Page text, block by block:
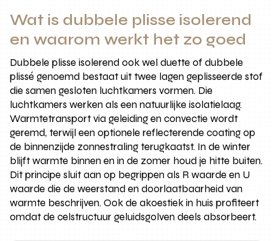
Wat is dubbele plisse isolerend
en waarom werkt het zo goed
Dubbele plisse isolerend ook wel duette of dubbele
plissé genoemd bestaat uit twee lagen geplisseerde stof
die samen gesloten luchtkamers vormen. Die
luchtkamers werken als een natuurlijke isolatielaag.
Warmtetransport via geleiding en convectie wordt
geremd, terwijl een optionele reflecterende coating op
de binnenzijde zonnestraling terugkaatst. In de winter
blijft warmte binnen en in de zomer houd je hitte buiten.
Dit principe sluit aan op begrippen als R waarde en U
waarde die de weerstand en doorlaatbaarheid van
warmte beschrijven. Ook de akoestiek in huis profiteert
omdat de celstructuur geluidsgolven deels absorbeert.